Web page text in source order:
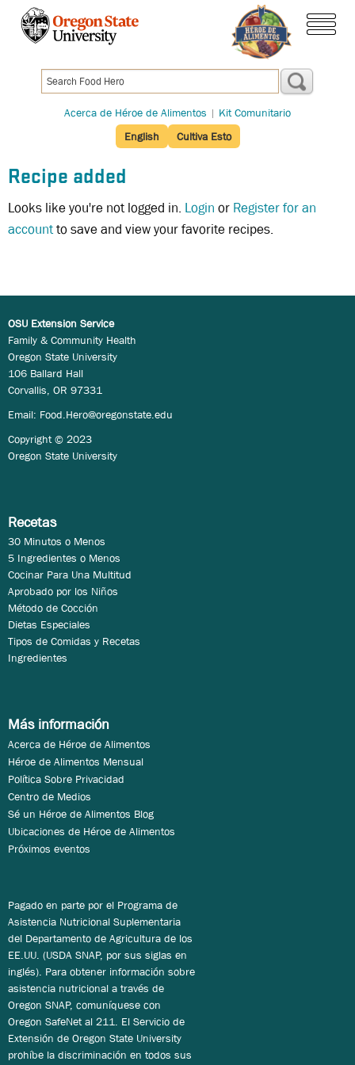
Pasar
principal
Acerca de Héroe de Alimentos | Kit Comunitario
English
Cultiva Esto
Recipe added
Looks like you're not logged in. Login or Register for an
accountto save and view your favorite recipes.
OSU Extension Service
Family & Community Health
Oregon State University
106 Ballard Hall
Corvallis, OR 97331
Email: Food.Hero@oregonstate.edu
Copyright © 2023
Oregon State University
Recetas
30 Minutos o Menos
5 Ingredientes o Menos
Cocinar Para Una Multitud
Aprobado por los Niños
Método de Cocción
Dietas Especiales
Tipos de Comidas y Recetas
Ingredientes
Más información
Acerca de Héroe de Alimentos
Héroe de Alimentos Mensual
Política Sobre Privacidad
Centro de Medios
Sé un Héroe de Alimentos Blog
Ubicaciones de Héroe de Alimentos
Próximos eventos
Pagado en parte por el Programa de
Asistencia Nutricional Suplementaria
del Departamento de Agricultura de los
EE.UU. (USDA SNAP, por sus siglas en
inglés). Para obtener información sobre
asistencia nutricional a través de
Oregon SNAP, comuníquese con
Oregon SafeNet al 211. El Servicio de
Extensión de Oregon State University
prohíbe la discriminación en todos sus